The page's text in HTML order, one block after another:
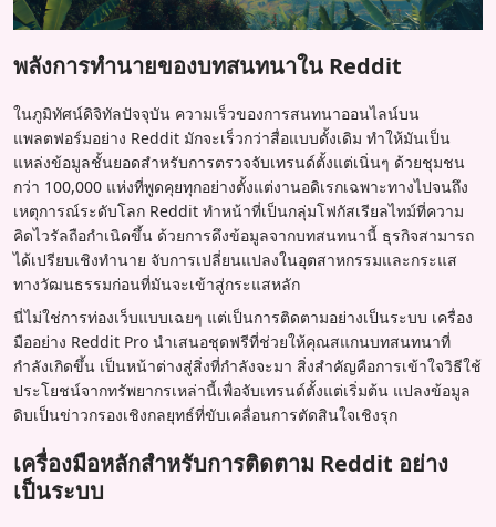
พลังการทำนายของบทสนทนาใน Reddit
ในภูมิทัศน์ดิจิทัลปัจจุบัน ความเร็วของการสนทนาออนไลน์บน
แพลตฟอร์มอย่าง Reddit มักจะเร็วกว่าสื่อแบบดั้งเดิม ทำให้มันเป็น
แหล่งข้อมูลชั้นยอดสำหรับการตรวจจับเทรนด์ตั้งแต่เนิ่นๆ ด้วยชุมชน
กว่า 100,000 แห่งที่พูดคุยทุกอย่างตั้งแต่งานอดิเรกเฉพาะทางไปจนถึง
เหตุการณ์ระดับโลก Reddit ทำหน้าที่เป็นกลุ่มโฟกัสเรียลไทม์ที่ความ
คิดไวรัลถือกำเนิดขึ้น ด้วยการดึงข้อมูลจากบทสนทนานี้ ธุรกิจสามารถ
ได้เปรียบเชิงทำนาย จับการเปลี่ยนแปลงในอุตสาหกรรมและกระแส
ทางวัฒนธรรมก่อนที่มันจะเข้าสู่กระแสหลัก
นี่ไม่ใช่การท่องเว็บแบบเฉยๆ แต่เป็นการติดตามอย่างเป็นระบบ เครื่อง
มืออย่าง Reddit Pro นำเสนอชุดฟรีที่ช่วยให้คุณสแกนบทสนทนาที่
กำลังเกิดขึ้น เป็นหน้าต่างสู่สิ่งที่กำลังจะมา สิ่งสำคัญคือการเข้าใจวิธีใช้
ประโยชน์จากทรัพยากรเหล่านี้เพื่อจับเทรนด์ตั้งแต่เริ่มต้น แปลงข้อมูล
ดิบเป็นข่าวกรองเชิงกลยุทธ์ที่ขับเคลื่อนการตัดสินใจเชิงรุก
เครื่องมือหลักสำหรับการติดตาม Reddit อย่าง
เป็นระบบ